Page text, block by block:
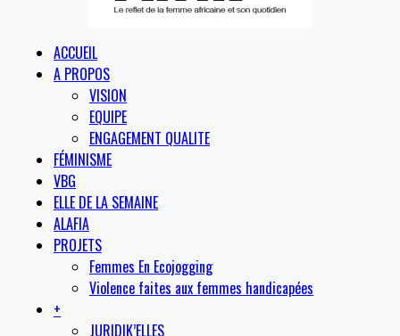
ACCUEIL
A PROPOS
VISION
EQUIPE
ENGAGEMENT QUALITE
FÉMINISME
VBG
ELLE DE LA SEMAINE
ALAFIA
PROJETS
Femmes En Ecojogging
Violence faites aux femmes handicapées
+
JURIDIK’ELLES